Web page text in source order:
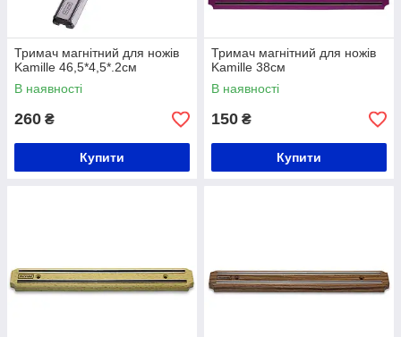
Тримач магнітний для ножів
Kamille 46,5*4,5*.2см
В наявності
260 ₴
Купити
Тримач магнітний для ножів
Kamille 38см
В наявності
150 ₴
Купити